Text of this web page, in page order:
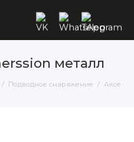
металл
Подводное снаряжение